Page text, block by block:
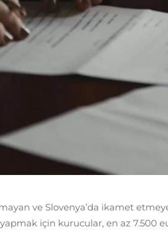
ve Slovenya’da ikamet
için kurucular, en az 7.500